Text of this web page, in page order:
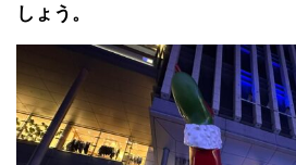
しょう。